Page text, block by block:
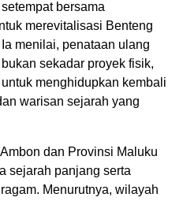
bersama
merevitalisasi Benteng
menilai, penataan ulang
sekadar proyek fisik,
menghidupkan kembali
warisan sejarah yang
dan Provinsi Maluku
sejarah panjang serta
Menurutnya, wilayah